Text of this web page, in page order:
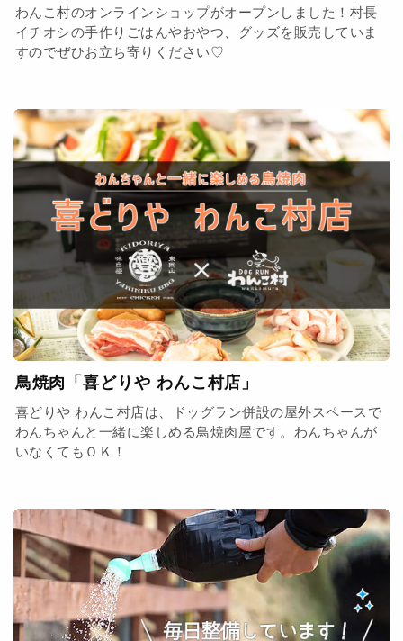
わんこ村のオンラインショップがオープンしました！村長
イチオシの手作りごはんやおやつ、グッズを販売していま
すのでぜひお立ち寄りください♡
鳥焼肉「喜どりや わんこ村店」
喜どりや わんこ村店は、ドッグラン併設の屋外スペースで
わんちゃんと一緒に楽しめる鳥焼肉屋です。わんちゃんが
いなくてもＯＫ！